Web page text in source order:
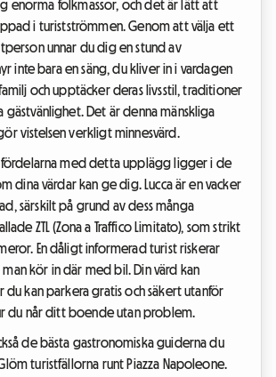
enorma folkmassor, och det är lätt att
i turistströmmen. Genom att välja ett
unnar du dig en stund av
inte bara en säng, du kliver in i vardagen
och upptäcker deras livsstil, traditioner
gästvänlighet. Det är denna mänskliga
vistelsen verkligt minnesvärd.
fördelarna med detta upplägg ligger i de
dina värdar kan ge dig. Lucca är en vacker
särskilt på grund av dess många
ZTL (Zona a Traffico Limitato), som strikt
En dåligt informerad turist riskerar
kör in där med bil. Din värd kan
du kan parkera gratis och säkert utanför
du når ditt boende utan problem.
de bästa gastronomiska guiderna du
turistfällorna runt Piazza Napoleone.